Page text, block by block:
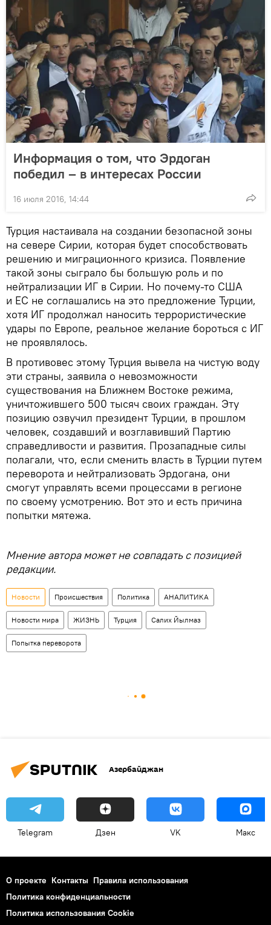
Информация о том, что Эрдоган
победил – в интересах России
16 июля 2016, 14:44
Турция настаивала на создании безопасной зоны
на севере Сирии, которая будет способствовать
решению и миграционного кризиса. Появление
такой зоны сыграло бы большую роль и по
нейтрализации ИГ в Сирии. Но почему-то США
и ЕС не соглашались на это предложение Турции,
хотя ИГ продолжал наносить террористические
удары по Европе, реальное желание бороться с ИГ
не проявлялось.
В противовес этому Турция вывела на чистую воду
эти страны, заявила о невозможности
существования на Ближнем Востоке режима,
уничтожившего 500 тысяч своих граждан. Эту
позицию озвучил президент Турции, в прошлом
человек, создавший и возглавивший Партию
справедливости и развития. Прозападные силы
полагали, что, если сменить власть в Турции путем
переворота и нейтрализовать Эрдогана, они
смогут управлять всеми процессами в регионе
по своему усмотрению. Вот это и есть причина
попытки мятежа.
Мнение автора может не совпадать с позицией
редакции.
Новости Происшествия Политика АНАЛИТИКА
Новости мира ЖИЗНЬ Турция Салих Йылмаз
Попытка переворота
Азербайджан
Telegram Дзен VK Макс
О проекте Контакты Правила использования
Политика конфиденциальности
Политика использования Cookie